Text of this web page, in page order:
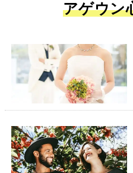
アゲウン